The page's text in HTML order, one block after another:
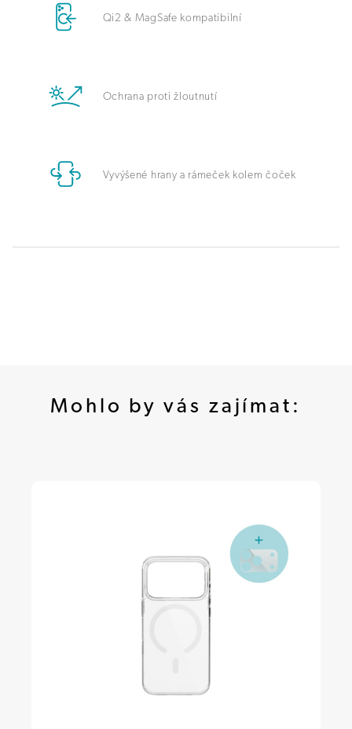
Qi2 & MagSafe kompatibilní
Ochrana proti žloutnutí
Vyvýšené hrany a rámeček kolem čoček
Mohlo by vás zajímat: